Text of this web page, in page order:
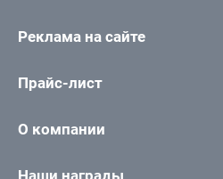
Реклама на сайте
Прайс-лист
О компании
Наши награды